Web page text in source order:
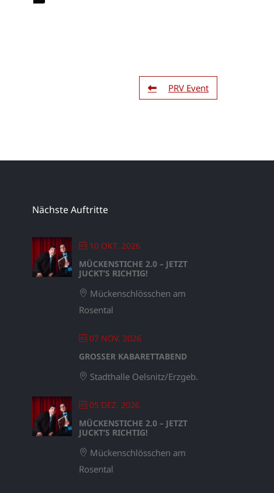
PRV Event
Nächste Auftritte
10 OKT. 2026
MÜCKENSTICHE 2.0 – JETZT
JUCKT’S RICHTIG!
Mückenschlösschen am
Rosental
07 NOV. 2026
GROSSER KABARETTABEND
Stadthalle Oelsnitz/Erzgeb.
05 DEZ. 2026
MÜCKENSTICHE 2.0 – JETZT
JUCKT’S RICHTIG!
Mückenschlösschen am
Rosental